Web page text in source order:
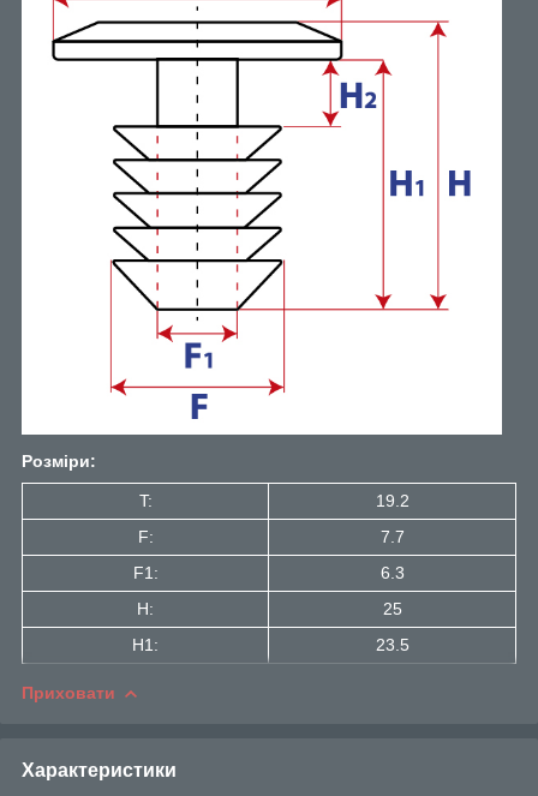
Розміри:
T:
19.2
F:
7.7
F1:
6.3
H:
25
H1:
23.5
Приховати
Характеристики